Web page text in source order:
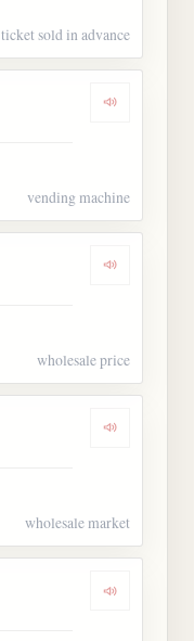
ticket sold in advance
Dengarkan
vending machine
Dengarkan
wholesale price
Dengarkan
wholesale market
Dengarkan